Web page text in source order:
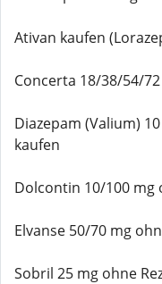
Ativan kaufen
Concerta 18/38/54/
Diazepam (Valium)
kaufen
Dolcontin 10/100 mg
Elvanse 50/70 mg
Sobril 25 mg ohne